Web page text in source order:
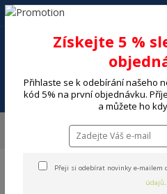
+420 602 494 600
Získejte 5 %
Přihlaste se k odebírání našeho
kód 5% na první objednávku.
a můžete ho
Přeji si odebírat novinky e-mailem
údajů.